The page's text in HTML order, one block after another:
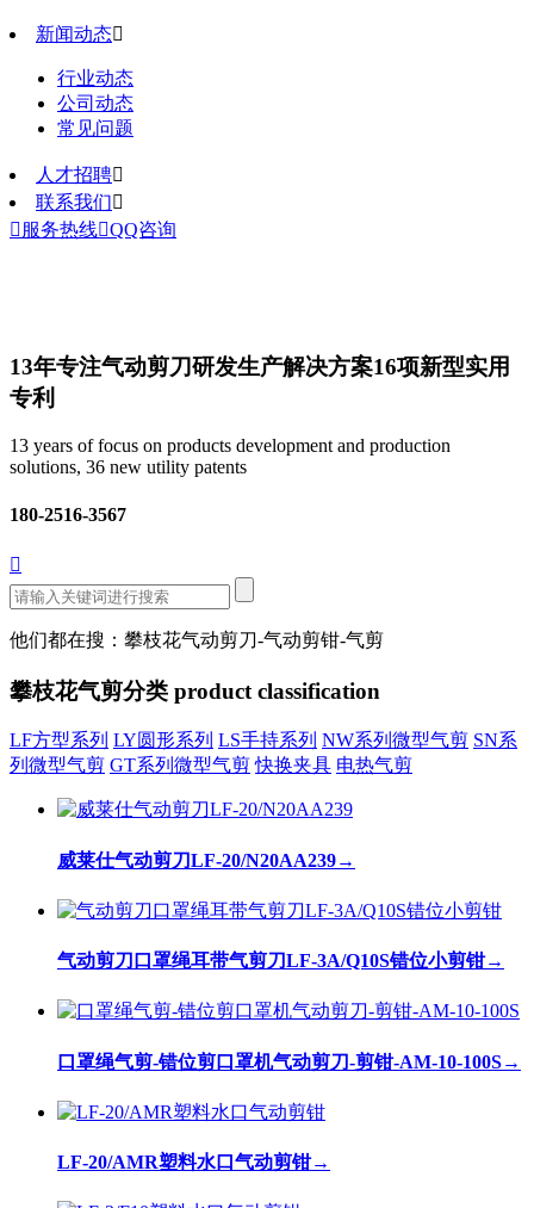
新闻动态
行业动态
公司动态
常见问题
人才招聘
联系我们
 服务热线QQ咨询
13年专注气动剪刀研发生产解决方案16项新型实用
专利
13 years of focus on products development and production
solutions, 36 new utility patents
180-2516-3567

他们都在搜：攀枝花气动剪刀-气动剪钳-气剪
攀枝花气剪分类 product classification
LF方型系列 LY圆形系列 LS手持系列 NW系列微型气剪 SN系
列微型气剪 GT系列微型气剪 快换夹具 电热气剪
威莱仕气动剪刀LF-20/N20AA239→
气动剪刀口罩绳耳带气剪刀LF-3A/Q10S错位小剪钳→
口罩绳气剪-错位剪口罩机气动剪刀-剪钳-AM-10-100S→
LF-20/AMR塑料水口气动剪钳→